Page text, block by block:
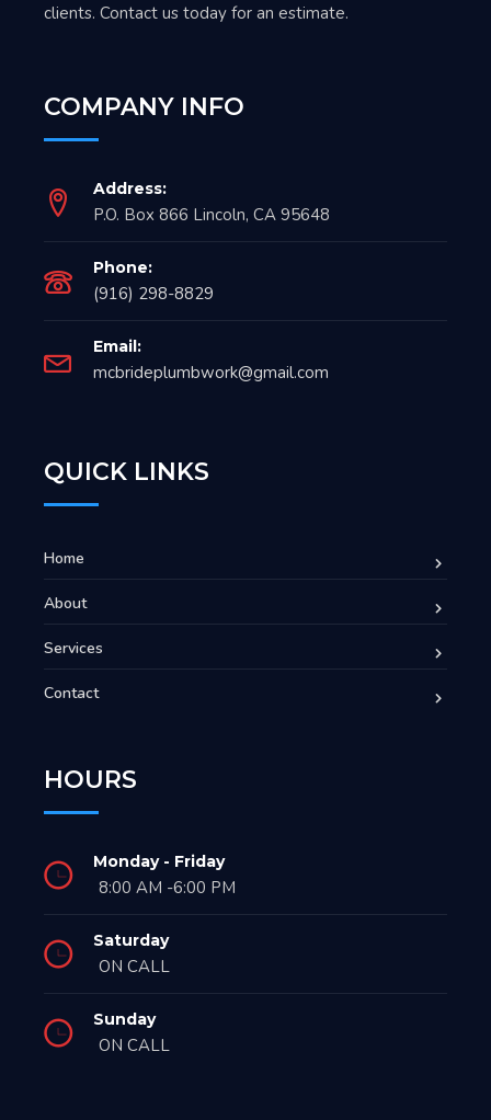
clients. Contact us today for an estimate.
COMPANY INFO
Address:
P.O. Box 866 Lincoln, CA 95648
Phone:
(916) 298-8829
Email:
mcbrideplumbwork@gmail.com
QUICK LINKS
Home
About
Services
Contact
HOURS
Monday - Friday
8:00 AM -6:00 PM
Saturday
ON CALL
Sunday
ON CALL